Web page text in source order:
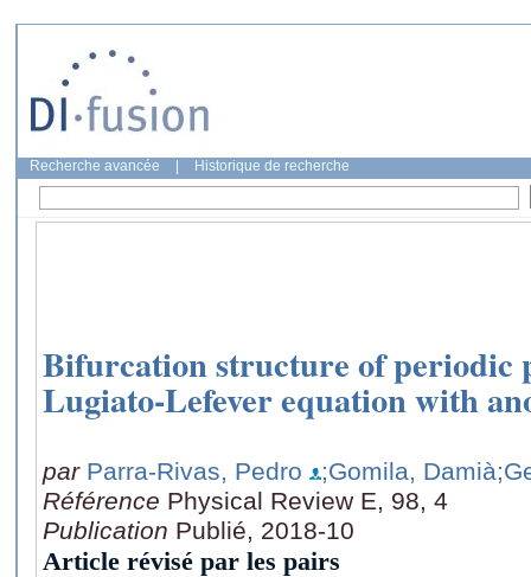
Recherche avancée Historique de recherche
Bifurcation structure of periodic
Lugiato-Lefever equation with
par Parra-Rivas, Pedro ;Gomila, Damià
Référence Physical Review E, 98, 4
Publication Publié, 2018-10
Article révisé par les pairs